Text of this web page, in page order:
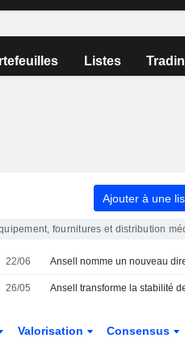
Listes
Ajouter à une
fournitures et distribution
22/06
26/05
Valorisation Consensus